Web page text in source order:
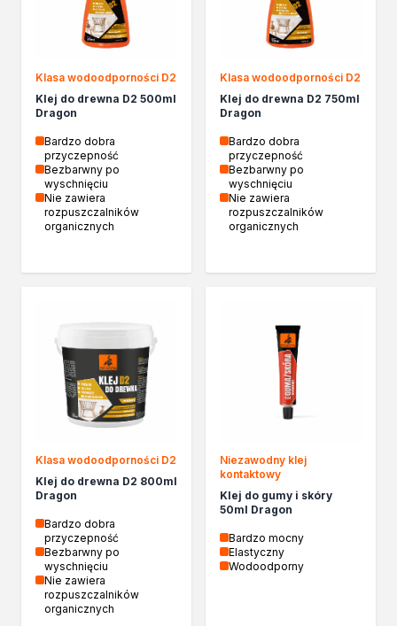
Biopaliwa do biokominków
Akcja Zima
Poznaj Dragona
O firmie Dragon Poland
Akademia Dragona
Aktualności
Społeczna odpowiedzialność
Praca
Praktyki zawodowe
Znajdź rozwiązanie
Ekspert radzi
Klasa wodoodporności D2
Klej do drewna D2 500ml
Dragon
Bardzo dobra
przyczepność
Bezbarwny po
wyschnięciu
Nie zawiera
rozpuszczalników
organicznych
Klasa wodoodporności D2
Klej do drewna D2 750ml
Dragon
Bardzo dobra
przyczepność
Bezbarwny po
wyschnięciu
Nie zawiera
rozpuszczalników
organicznych
Klasa wodoodporności D2
Klej do drewna D2 800ml
Dragon
Bardzo dobra
przyczepność
Bezbarwny po
wyschnięciu
Nie zawiera
rozpuszczalników
organicznych
Niezawodny klej
kontaktowy
Klej do gumy i skóry
50ml Dragon
Bardzo mocny
Elastyczny
Wodoodporny